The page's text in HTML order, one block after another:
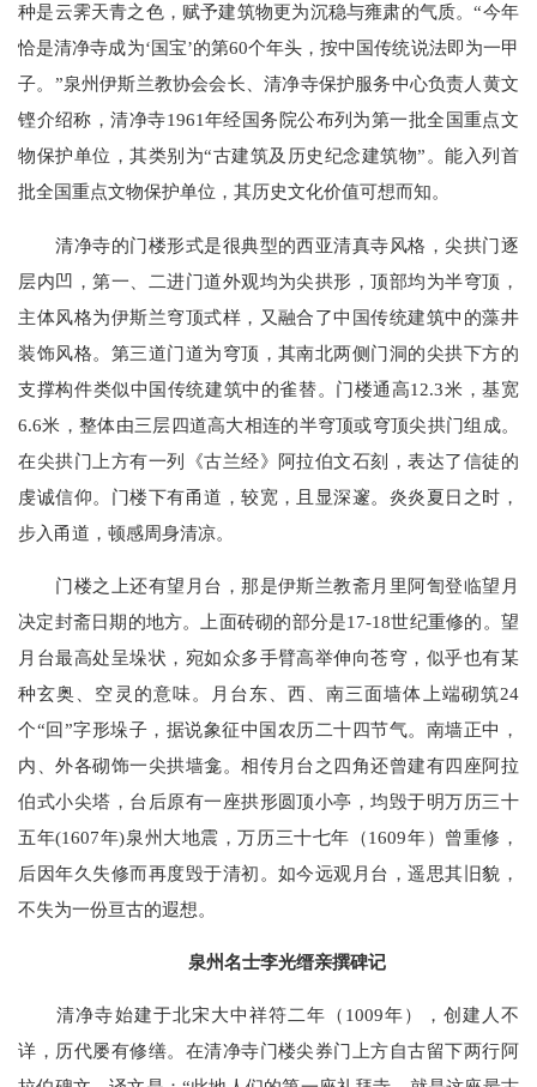
种是云霁天青之色，赋予建筑物更为沉稳与雍肃的气质。“今年
恰是清净寺成为‘国宝’的第60个年头，按中国传统说法即为一甲
子。”泉州伊斯兰教协会会长、清净寺保护服务中心负责人黄文
铿介绍称，清净寺1961年经国务院公布列为第一批全国重点文
物保护单位，其类别为“古建筑及历史纪念建筑物”。能入列首
批全国重点文物保护单位，其历史文化价值可想而知。
清净寺的门楼形式是很典型的西亚清真寺风格，尖拱门逐
层内凹，第一、二进门道外观均为尖拱形，顶部均为半穹顶，
主体风格为伊斯兰穹顶式样，又融合了中国传统建筑中的藻井
装饰风格。第三道门道为穹顶，其南北两侧门洞的尖拱下方的
支撑构件类似中国传统建筑中的雀替。门楼通高12.3米，基宽
6.6米，整体由三层四道高大相连的半穹顶或穹顶尖拱门组成。
在尖拱门上方有一列《古兰经》阿拉伯文石刻，表达了信徒的
虔诚信仰。门楼下有甬道，较宽，且显深邃。炎炎夏日之时，
步入甬道，顿感周身清凉。
门楼之上还有望月台，那是伊斯兰教斋月里阿訇登临望月
决定封斋日期的地方。上面砖砌的部分是17-18世纪重修的。望
月台最高处呈垛状，宛如众多手臂高举伸向苍穹，似乎也有某
种玄奥、空灵的意味。月台东、西、南三面墙体上端砌筑24
个“回”字形垛子，据说象征中国农历二十四节气。南墙正中，
内、外各砌饰一尖拱墙龛。相传月台之四角还曾建有四座阿拉
伯式小尖塔，台后原有一座拱形圆顶小亭，均毁于明万历三十
五年(1607年)泉州大地震，万历三十七年（1609年）曾重修，
后因年久失修而再度毁于清初。如今远观月台，遥思其旧貌，
不失为一份亘古的遐想。
泉州名士李光缙亲撰碑记
清净寺始建于北宋大中祥符二年（1009年），创建人不
详，历代屡有修缮。在清净寺门楼尖券门上方自古留下两行阿